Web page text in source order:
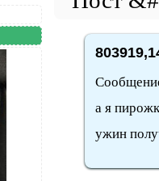
а я
ужин